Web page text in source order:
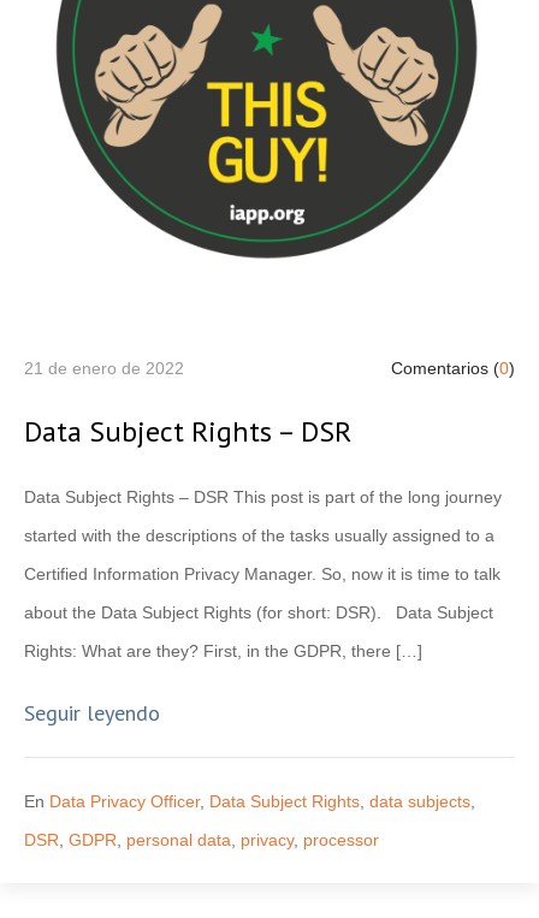
21 de enero de 2022 Comentarios (0)
Data Subject Rights – DSR
Data Subject Rights – DSR This post is part of the long journey
started with the descriptions of the tasks usually assigned to a
Certified Information Privacy Manager. So, now it is time to talk
about the Data Subject Rights (for short: DSR). Data Subject
Rights: What are they? First, in the GDPR, there […]
Seguir leyendo
En Data Privacy Officer, Data Subject Rights data subjects
DSR GDPR personal data privacy, processor